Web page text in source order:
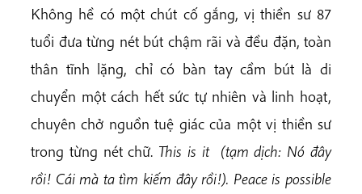
Không hề có một chút cố gắng, vị thiền sư 87
tuổi đưa từng nét bút chậm rãi và đều đặn, toàn
thân tĩnh lặng, chỉ có bàn tay cầm bút là di
chuyển một cách hết sức tự nhiên và linh hoạt,
chuyên chở nguồn tuệ giác của một vị thiền sư
trong từng nét chữ. This is it (tạm dịch: Nó đây
rồi! Cái mà ta tìm kiếm đây rồi!). Peace is possible